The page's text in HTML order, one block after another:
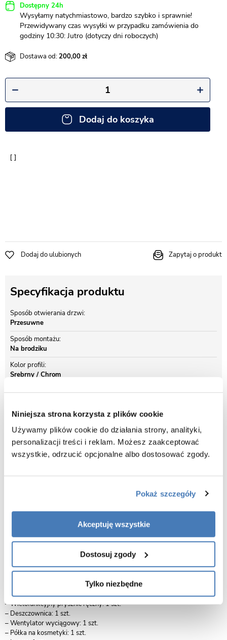
Niniejsza strona korzysta z plików cookie
Używamy plików cookie do działania strony, analityki,
personalizacji treści i reklam. Możesz zaakceptować
wszystkie, odrzucić opcjonalne albo dostosować zgody.
Pokaż szczegóły
Akceptuję wszystkie
Dostosuj zgody
Tylko niezbędne
Dostępny 24h
Wysyłamy natychmiastowo, bardzo szybko i sprawnie!
Przewidywany czas wysyłki w przypadku zamówienia do
godziny 10:30: Jutro (dotyczy dni roboczych)
Dostawa od:200,00
Dodaj do koszyka
Dodaj do ulubionych Zapytaj o produkt
Specyfikacja produktu
Sposób otwierania drzwi
Przesuwne
Sposób montażu
Na brodziku
Kolor profili
Srebrny / Chrom
Opis produktu Kabina prysznicowa z
hydromasażem i sauną 90x90 MO-09911AS
SPECYFIKACJA PRODUKTU:
Typ brodzika: wysoki brodzik z siedziskiem
– Ramy: aluminium (srebrny)
– Szyby tylne (czarne) szkło hartowane
– Szyby przednie (przeźroczyste) szkło hartowane
– Dysze do hydromasażu (2″): 6 szt.
– Dysze do akupresury (1″): 4 szt.
– Bateria prysznicowa: tak (zawór mieszający, rozdzielacz)
– Pokrętła pokryte chromem: tak
– Wielofunkcyjny prysznic ręczny: 1 szt.
– Deszczownica: 1 szt.
– Wentylator wyciągowy: 1 szt.
– Półka na kosmetyki: 1 szt.